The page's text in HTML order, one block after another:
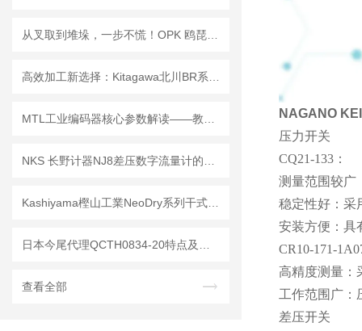
查看全部
NAGANO
压力开关
CQ21-133：
测量范围较广
稳定性好：采
安装方便：具
CR10-171-
高精度测量：
工作范围广：
差压开关